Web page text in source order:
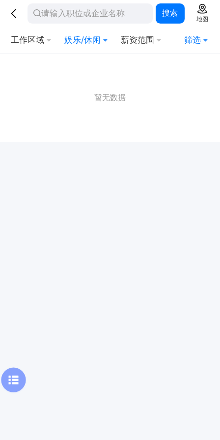
搜索
地图
工作区域 娱乐/休闲 薪资范围 筛选
暂无数据